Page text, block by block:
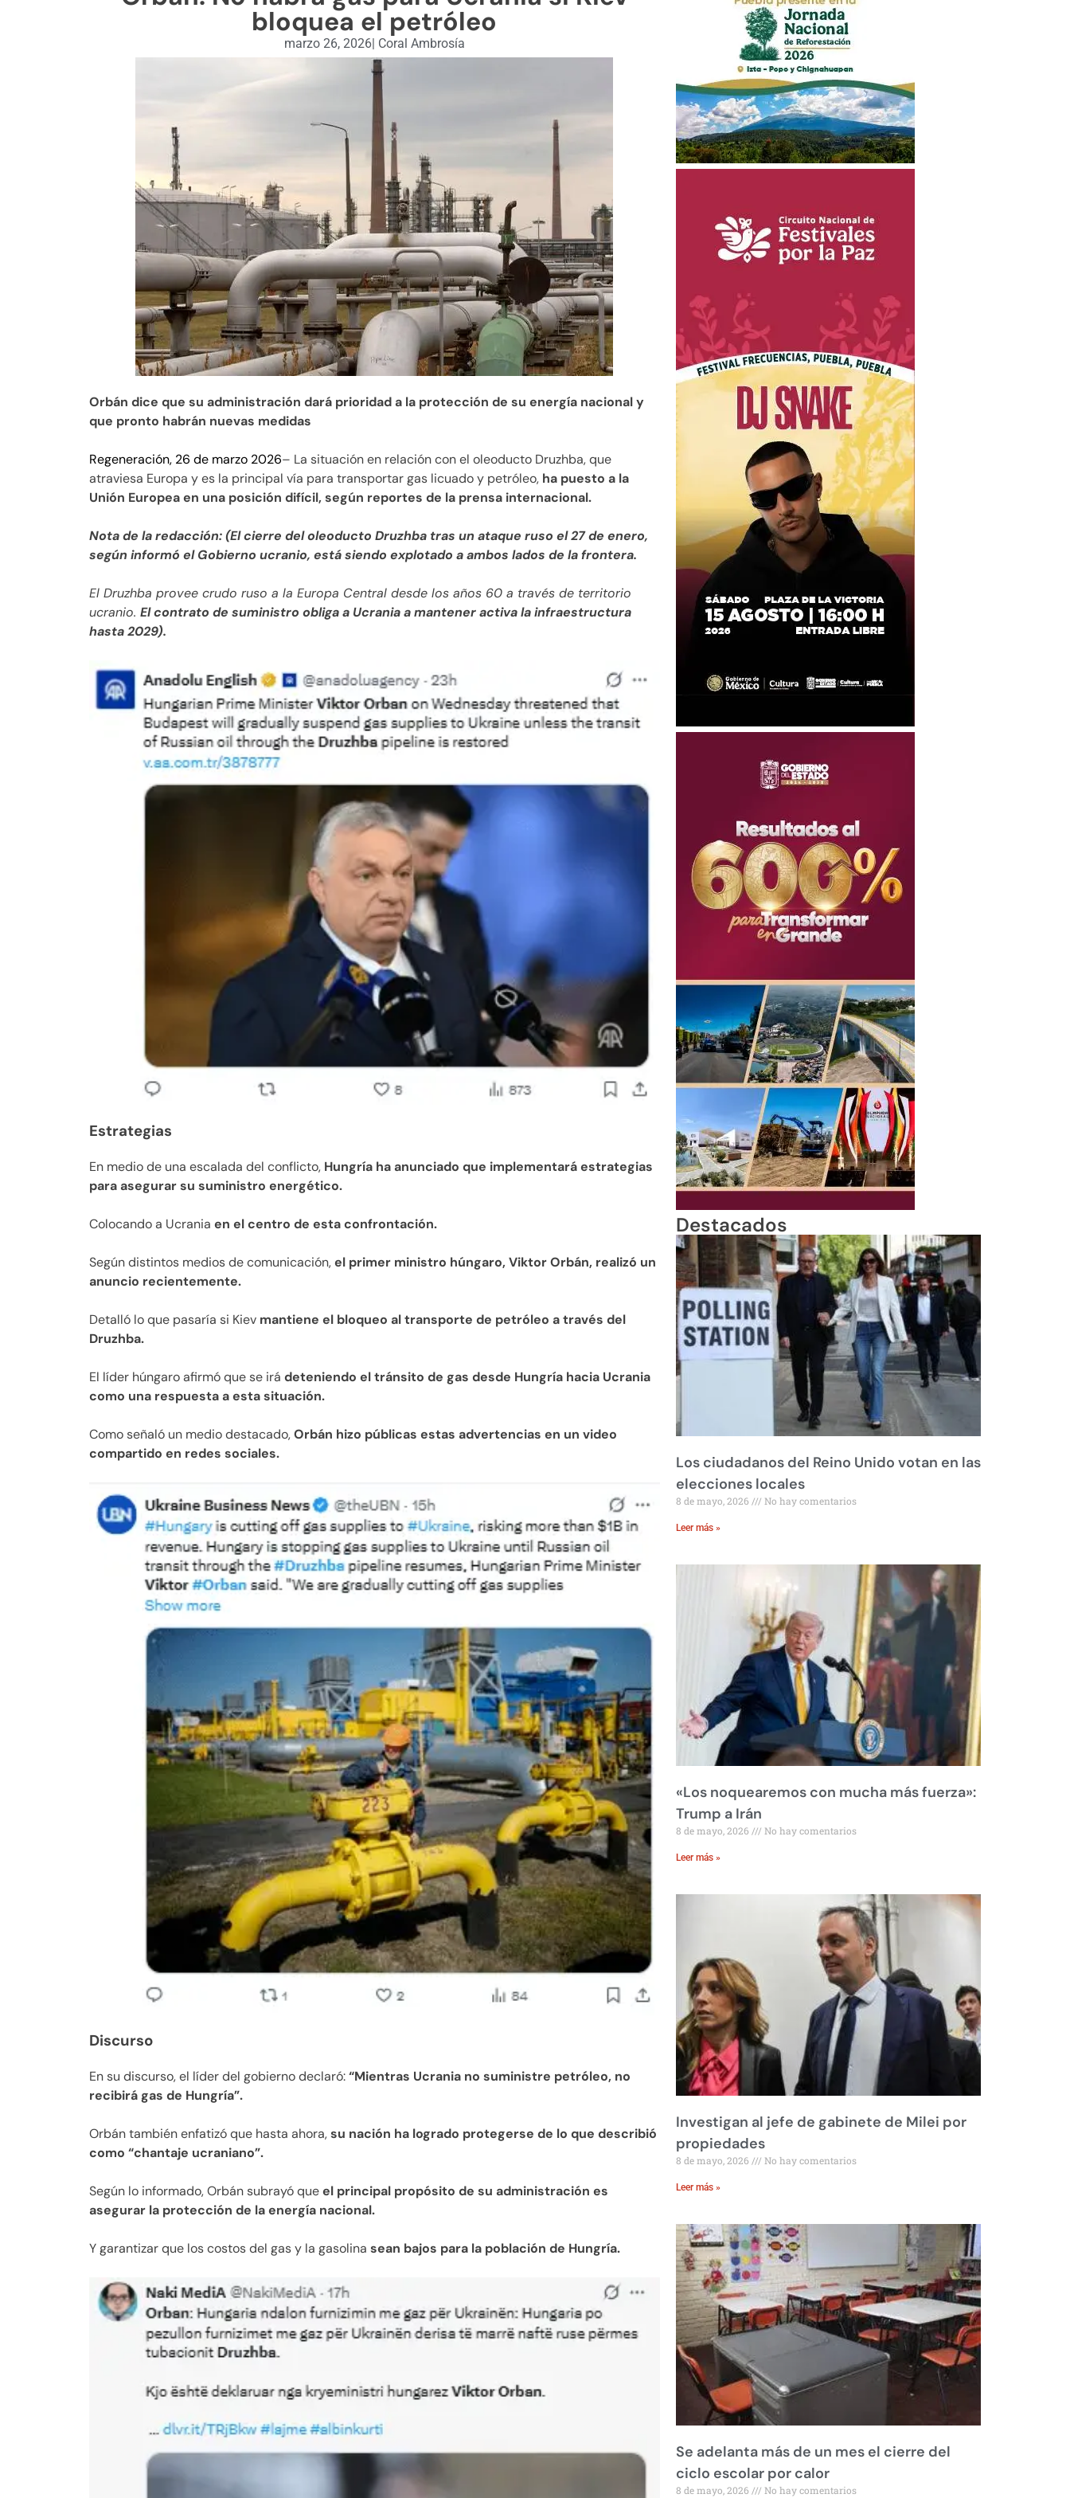
bloquea el petróleo
marzo 26, 2026| Coral Ambrosía
Orbán dice que su administración dará prioridad a la protección de su energía nacional y
que pronto habrán nuevas medidas
Regeneración, 26 de marzo 2026– La situación en relación con el oleoducto Druzhba, que
atraviesa Europa y es la principal vía para transportar gas licuado y petróleo, ha puesto a la
Unión Europea en una posición difícil, según reportes de la prensa internacional.
Nota de la redacción: (El cierre del oleoducto Druzhba tras un ataque ruso el 27 de enero,
según informó el Gobierno ucranio, está siendo explotado a ambos lados de la frontera.
El Druzhba provee crudo ruso a la Europa Central desde los años 60 a través de territorio
ucranio. El contrato de suministro obliga a Ucrania a mantener activa la infraestructura
hasta 2029).
Estrategias
En medio de una escalada del conflicto, Hungría ha anunciado que implementará estrategias
para asegurar su suministro energético.
Colocando a Ucrania en el centro de esta confrontación.
Según distintos medios de comunicación,el primer ministro húngaro, Viktor Orbán, realizó un
anuncio recientemente.
Detalló lo que pasaría si Kiev mantiene el bloqueo al transporte de petróleo a través del
Druzhba.
El líder húngaro afirmó que se irá deteniendo el tránsito de gas desde Hungría hacia Ucrania
como una respuesta a esta situación.
Como señaló un medio destacado,Orbán hizo públicas estas advertencias en un video
compartido en redes sociales.
Discurso
En su discurso, el líder del gobierno declaró:“Mientras Ucrania no suministre petróleo, no
recibirá gas de Hungría”.
Orbán también enfatizó que hasta ahora,su nación ha logrado protegerse de lo que describió
como “chantaje ucraniano”.
Según lo informado, Orbán subrayó queel principal propósito de su administración es
asegurar la protección de la energía nacional.
Y garantizar que los costos del gas y la gasolina sean bajos para la población de Hungría.
Destacados
Los ciudadanos del Reino Unido votan en las
elecciones locales
8 de mayo, 2026 No hay comentarios
Leer más »
«Los noquearemos con mucha más fuerza»:
Trump a Irán
8 de mayo, 2026 No hay comentarios
Leer más »
Investigan al jefe de gabinete de Milei por
propiedades
8 de mayo, 2026 No hay comentarios
Leer más »
Se adelanta más de un mes el cierre del
ciclo escolar por calor
8 de mayo, 2026 No hay comentarios